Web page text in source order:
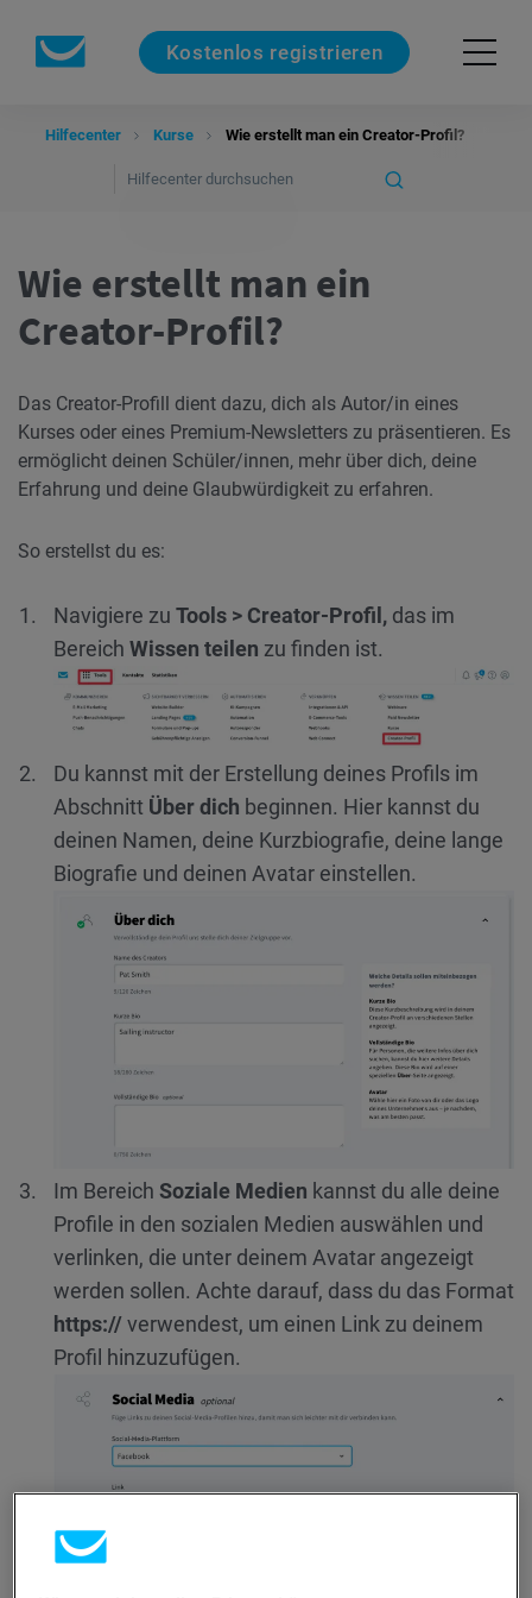
Kostenlos registrieren
Hilfecenter Kurse Wie erstellt man ein Creator-Profil?
Wie erstellt man ein
Creator-Profil?
Das Creator-Profill dient dazu, dich als Autor/in eines
Kurses oder eines Premium-Newsletters zu präsentieren. Es
ermöglicht deinen Schüler/innen, mehr über dich, deine
Erfahrung und deine Glaubwürdigkeit zu erfahren.
So erstellst du es:
Navigiere zu Tools > Creator-Profil, das im
Bereich Wissen teilen zu finden ist.
Du kannst mit der Erstellung deines Profils im
Abschnitt Über dich beginnen. Hier kannst du
deinen Namen, deine Kurzbiografie, deine lange
Biografie und deinen Avatar einstellen.
Im Bereich Soziale Medien kannst du alle deine
Profile in den sozialen Medien auswählen und
verlinken, die unter deinem Avatar angezeigt
werden sollen. Achte darauf, dass du das Format
https://verwendest, um einen Link zu deinem
Profil hinzuzufügen.